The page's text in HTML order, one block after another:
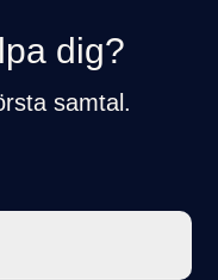
dig?
samtal.